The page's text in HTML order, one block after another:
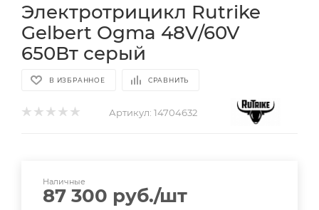
Электротрицикл Rutrike
Gelbert Ogma 48V/60V
650Вт серый
В ИЗБРАННОЕ СРАВНИТЬ
Артикул: 14704632
Наличные
87 300 руб./шт